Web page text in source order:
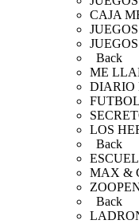
CAJA
Back
ME
DIARIO
LOS
Back
MAX &
Back